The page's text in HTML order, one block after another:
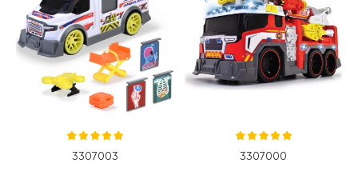
3307003 3307000